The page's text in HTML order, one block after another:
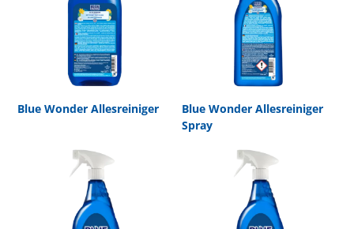
Blue Wonder Allesreiniger
Blue Wonder Allesreiniger
Spray